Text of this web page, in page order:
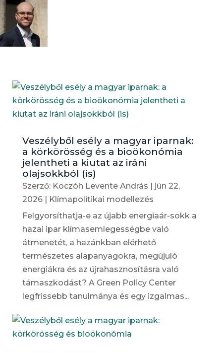
Veszélyből esély a magyar iparnak:
a körkörösség és a bioökonómia
jelentheti a kiutat az iráni
olajsokkból (is)
Szerző: Koczóh Levente András | jún 22,
2026| Klímapolitikai modellezés
Felgyorsíthatja-e az újabb energiaár-sokk a
hazai ipar klímasemlegességbe való
átmenetét, a hazánkban elérhető
természetes alapanyagokra, megújuló
energiákra és az újrahasznosításra való
támaszkodást? A Green Policy Center
legfrissebb tanulmánya és egy izgalmas...